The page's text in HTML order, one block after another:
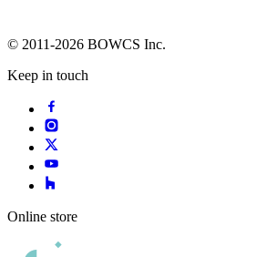
© 2011-2026 BOWCS Inc.
Keep in touch
Online store